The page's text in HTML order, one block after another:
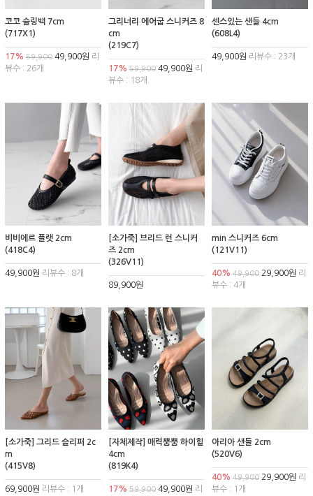
코코 슬링백 7cm
(717X1)
17% 59,900 49,900원 리
뷰수 : 26개
그리너리 에어굽 스니커즈 8
cm
(219C7)
17% 59,90049,900원 리
뷰수 : 18개
센스있는 샌들 4cm
(608L4)
49,900원 리뷰수 : 23개
비비에르 플랫 2cm
(418C4)
49,900원 리뷰수 : 8개
[소가죽] 브리드 런 스니커
즈 2cm
(326V11)
89,900원
min 스니커즈 6cm
(121V11)
40% 49,90029,900원 리
뷰수 : 4개
[소가죽] 그리드 슬리퍼 2c
m
(415V8)
69,900원 리뷰수 : 1개
[자체제작] 매력뿜뿜 하이힐
4cm
(819K4)
17% 59,90049,900원 리
아리아 샌들 2cm
(520V6)
40% 49,90029,900원 리
뷰수 : 1개